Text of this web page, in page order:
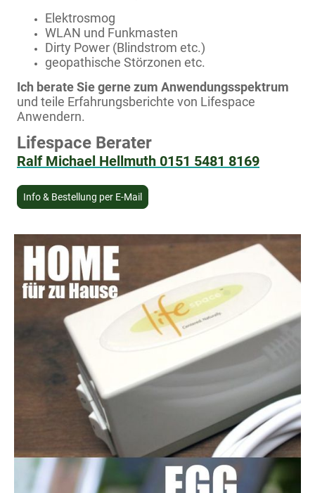
Elektrosmog
WLAN und Funkmasten
Dirty Power (Blindstrom etc.)
geopathische Störzonen etc.
Ich berate Sie gerne zum Anwendungsspektrum
und teile Erfahrungsberichte von Lifespace
Anwendern.
Lifespace Berater
Ralf Michael Hellmuth 0151 5481 8169
Info & Bestellung per E-Mail